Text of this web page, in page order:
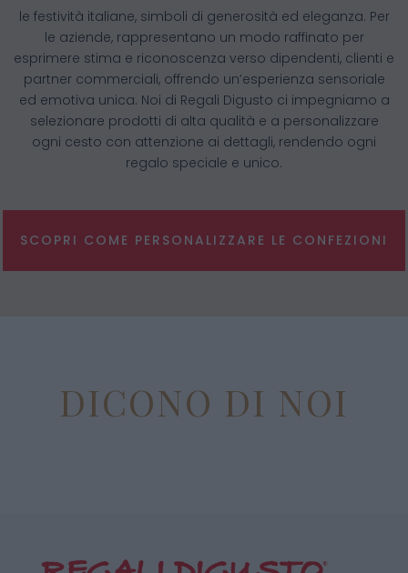
le festività italiane, simboli di generosità ed eleganza. Per
le aziende, rappresentano un modo raffinato per
esprimere stima e riconoscenza verso dipendenti, clienti e
partner commerciali, offrendo un’esperienza sensoriale
ed emotiva unica. Noi di Regali Digusto ci impegniamo a
selezionare prodotti di alta qualità e a personalizzare
ogni cesto con attenzione ai dettagli, rendendo ogni
regalo speciale e unico.
SCOPRI COME PERSONALIZZARE LE CONFEZIONI
DICONO DI NOI